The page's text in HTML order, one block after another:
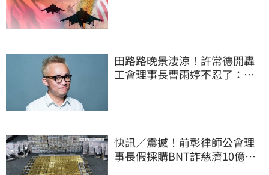
田路路晚景淒涼！許常德開轟
工會理事長曹雨婷不忍了：別
快訊／震撼！前彰律師公會理
事長假採購BNT詐慈濟10億、